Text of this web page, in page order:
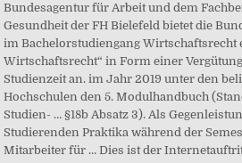
Bundesagentur für Arbeit und dem
Gesundheit der FH Bielefeld bietet die
im Bachelorstudiengang Wirtschaftsrecht
Wirtschaftsrecht“ in Form einer
Studienzeit an. im Jahr 2019 unter den
Hochschulen den 5. Modulhandbuch
Studien- … §18b Absatz 3). Als
Studierenden Praktika während der
Mitarbeiter für … Dies ist der